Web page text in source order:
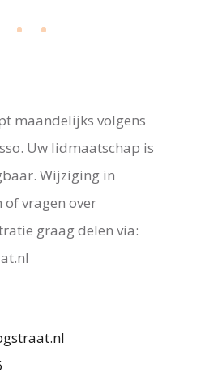
maandelijks volgens
Uw lidmaatschap is
Wijziging in
vragen over
graag delen via: